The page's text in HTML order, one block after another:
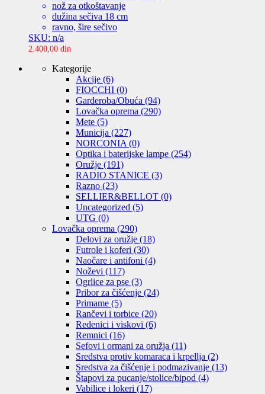
nož za otkoštavanje
dužina sečiva 18 cm
ravno, šire sečivo
SKU: n/a
2.400,00 din
Kategorije
Akcije (6)
FIOCCHI (0)
Garderoba/Obuća (94)
Lovačka oprema (290)
Mete (5)
Municija (227)
NORCONIA (0)
Optika i baterijske lampe (254)
Oružje (191)
RADIO STANICE (3)
Razno (23)
SELLIER&BELLOT (0)
Uncategorized (5)
UTG (0)
Lovačka oprema (290)
Delovi za oružje (18)
Futrole i koferi (30)
Naočare i antifoni (4)
Noževi (117)
Ogrlice za pse (3)
Pribor za čišćenje (24)
Primame (5)
Rančevi i torbice (20)
Redenici i viskovi (6)
Remnici (16)
Sefovi i ormani za oružja (11)
Sredstva protiv komaraca i krpellja (2)
Sredstva za čišćenje i podmazivanje (13)
Štapovi za pucanje/stolice/bipod (4)
Vabilice i lokeri (17)